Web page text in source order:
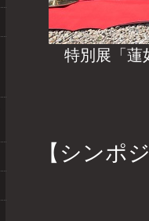
特別展「蓮如
【シンポ